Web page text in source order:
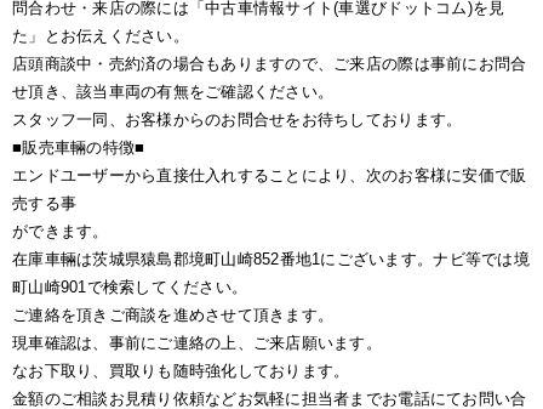
問合わせ・来店の際には「中古車情報サイト(車選びドットコム)を見
た」とお伝えください。
店頭商談中・売約済の場合もありますので、ご来店の際は事前にお問合
せ頂き、該当車両の有無をご確認ください。
スタッフ一同、お客様からのお問合せをお待ちしております。
■販売車輛の特徴■
エンドユーザーから直接仕入れすることにより、次のお客様に安価で販
売する事
ができます。
在庫車輛は茨城県猿島郡境町山崎852番地1にございます。ナビ等では境
町山崎901で検索してください。
ご連絡を頂きご商談を進めさせて頂きます。
現車確認は、事前にご連絡の上、ご来店願います。
なお下取り、買取りも随時強化しております。
金額のご相談お見積り依頼などお気軽に担当者までお電話にてお問い合